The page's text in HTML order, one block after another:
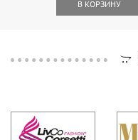
В КОРЗИНУ